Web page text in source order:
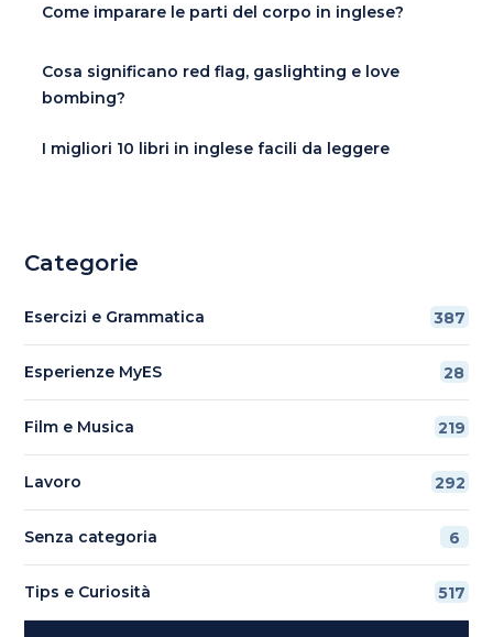
Come imparare le parti del corpo in inglese?
Cosa significano red flag, gaslighting e love
bombing?
I migliori 10 libri in inglese facili da leggere
Categorie
Esercizi e Grammatica 387
Esperienze MyES 28
Film e Musica 219
Lavoro 292
Senza categoria 6
Tips e Curiosità 517